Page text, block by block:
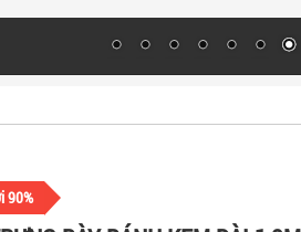
90%